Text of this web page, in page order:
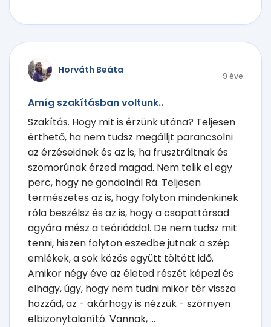
Horváth Beáta
9 éve
Amíg szakításban voltunk..
Szakítás. Hogy mit is érzünk utána? Teljesen
érthető, ha nem tudsz megálljt parancsolni
az érzéseidnek és az is, ha frusztráltnak és
szomorúnak érzed magad. Nem telik el egy
perc, hogy ne gondolnál Rá. Teljesen
természetes az is, hogy folyton mindenkinek
róla beszélsz és az is, hogy a csapattársad
agyára mész a teóriáddal. De nem tudsz mit
tenni, hiszen folyton eszedbe jutnak a szép
emlékek, a sok közös együtt töltött idő.
Amikor négy éve az életed részét képezi és
elhagy, úgy, hogy nem tudni mikor tér vissza
hozzád, az - akárhogy is nézzük - szörnyen
elbizonytalanító. Vannak, ...